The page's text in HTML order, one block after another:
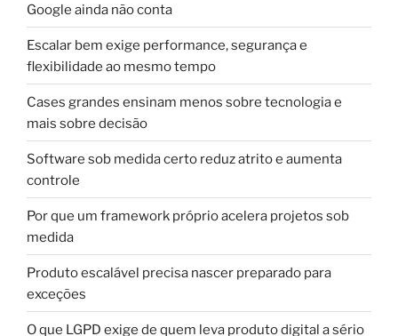
Google ainda não conta
Escalar bem exige performance, segurança e
flexibilidade ao mesmo tempo
Cases grandes ensinam menos sobre tecnologia e
mais sobre decisão
Software sob medida certo reduz atrito e aumenta
controle
Por que um framework próprio acelera projetos sob
medida
Produto escalável precisa nascer preparado para
exceções
O que LGPD exige de quem leva produto digital a sério